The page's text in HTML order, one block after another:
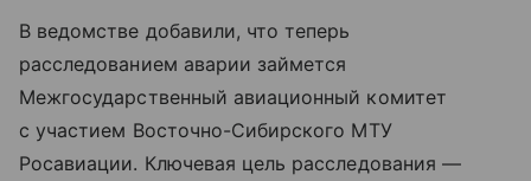
В ведомстве добавили, что теперь
расследованием аварии займется
Межгосударственный авиационный комитет
с участием Восточно-Сибирского МТУ
Росавиации. Ключевая цель расследования —